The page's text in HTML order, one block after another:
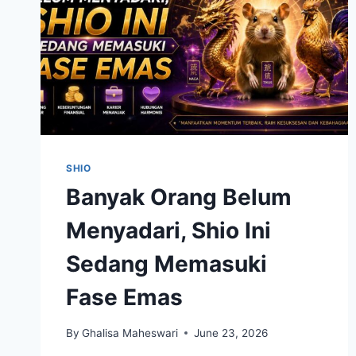
SHIO
Banyak Orang Belum
Menyadari, Shio Ini
Sedang Memasuki
Fase Emas
By Ghalisa Maheswari June 23, 2026